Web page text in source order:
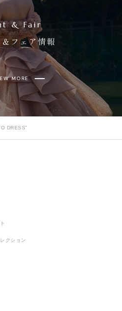
& Fair
フェア情報
MORE
DRESS”
クション